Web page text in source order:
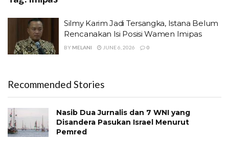
Silmy Karim Jadi Tersangka, Istana Belum
Rencanakan Isi Posisi Wamen Imipas
BY MELANI JUNE 6, 2026 0
Recommended Stories
Nasib Dua Jurnalis dan 7 WNI yang
Disandera Pasukan Israel Menurut
Pemred